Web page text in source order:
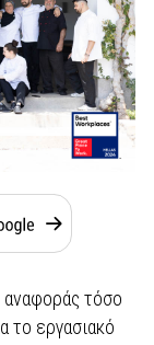
αναφοράς τόσο
το εργασιακό